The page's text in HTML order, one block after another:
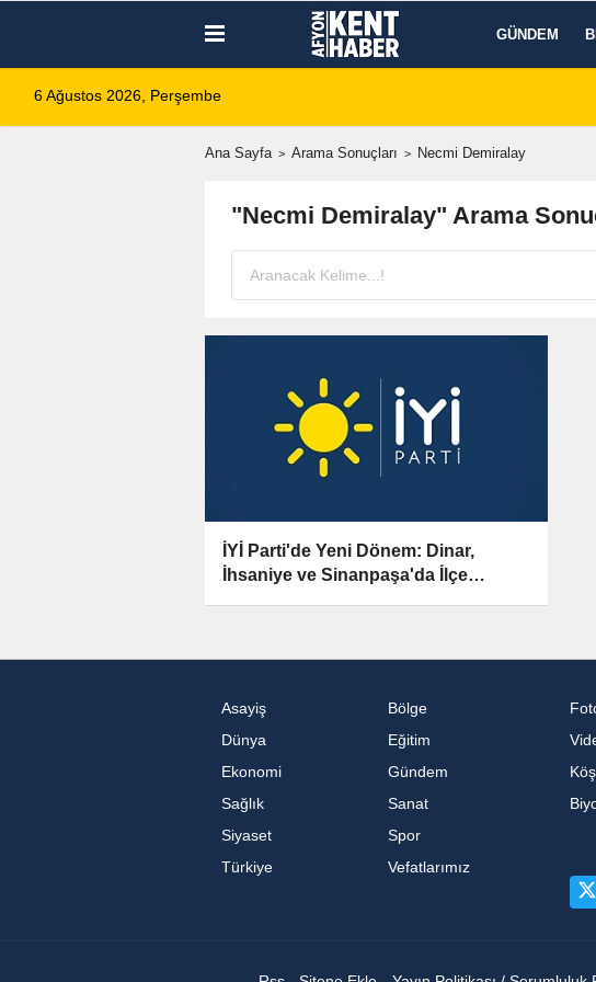
GÜNDEM
6 Ağustos 2026, Perşembe
Ana Sayfa Arama Sonuçları Necmi Demiralay
"Necmi Demiralay" Arama
İYİ Parti'de Yeni Dönem: Dinar,
İhsaniye ve Sinanpaşa'da İlçe
Asayiş
Bölge
Dünya
Eğitim
Ekonomi
Gündem
Sağlık
Sanat
Siyaset
Spor
Türkiye
Vefatlarımız